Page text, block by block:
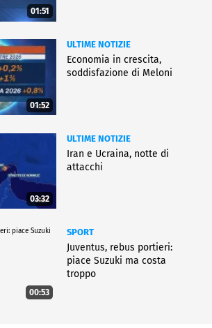
01:51
01:52
ULTIME NOTIZIE
Economia in crescita,
soddisfazione di Meloni
03:32
ULTIME NOTIZIE
Iran e Ucraina, notte di
attacchi
00:53
SPORT
Juventus, rebus portieri:
piace Suzuki ma costa
troppo